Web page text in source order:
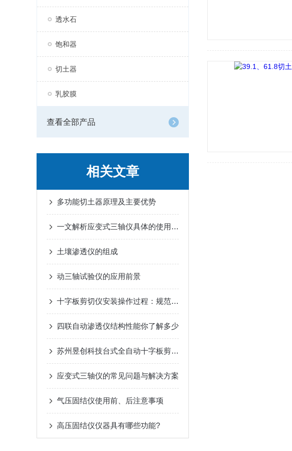
透水石
饱和器
切土器
乳胶膜
查看全部产品
相关文章
多功能切土器原理及主要优势
一文解析应变式三轴仪具体的使用流程
土壤渗透仪的组成
动三轴试验仪的应用前景
十字板剪切仪安装操作过程：规范严谨，让精准测试从源头落地
四联自动渗透仪结构性能你了解多少
苏州昱创科技台式全自动十字板剪切仪简介
应变式三轴仪的常见问题与解决方案
气压固结仪使用前、后注意事项
高压固结仪仪器具有哪些功能?